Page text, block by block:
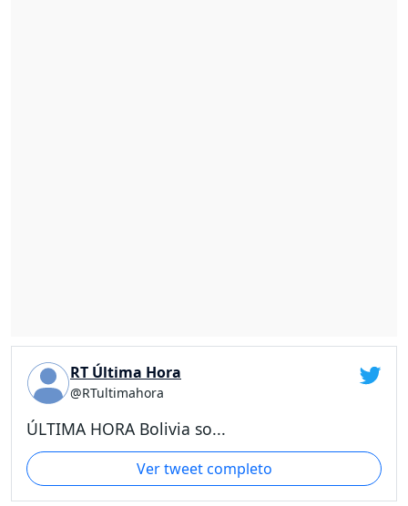
RT Última Hora
@RTultimahora
ÚLTIMA HORA Bolivia so...
Ver tweet completo